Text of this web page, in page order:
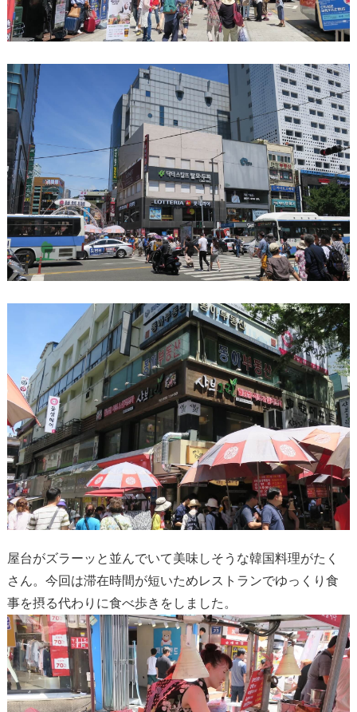
屋台がズラーッと並んでいて美味しそうな韓国料理がたく
さん。今回は滞在時間が短いためレストランでゆっくり食
事を摂る代わりに食べ歩きをしました。